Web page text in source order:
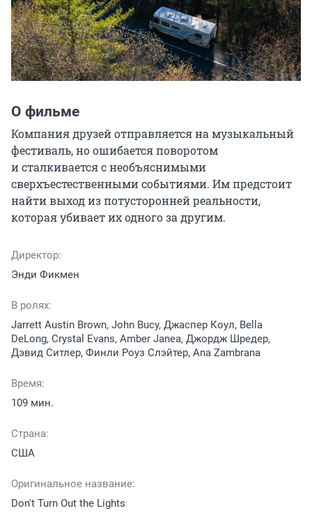
О фильме
Компания друзей отправляется на музыкальный
фестиваль, но ошибается поворотом
и сталкивается с необъяснимыми
сверхъестественными событиями. Им предстоит
найти выход из потусторонней реальности,
которая убивает их одного за другим.
Директор:
Энди Фикмен
В ролях:
Jarrett Austin Brown, John Bucy, Джаспер Коул, Bella
DeLong, Crystal Evans, Amber Janea, Джордж Шредер,
Дэвид Ситлер, Финли Роуз Слэйтер, Ana Zambrana
Время:
109 мин.
Страна:
США
Оригинальное название:
Don't Turn Out the Lights